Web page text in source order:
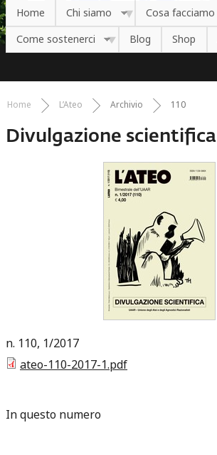
Home Chi siamo
Cosa facciamo
Come sostenerci
Blog Shop
Tu sei qui
Home L’Ateo Archivio 110
Divulgazione scientifica
110 1 2017
ateo-110-2017-1.pdf
In questo numero